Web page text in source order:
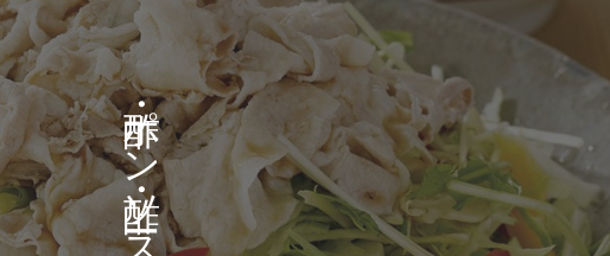
酢・ポン酢・ソース